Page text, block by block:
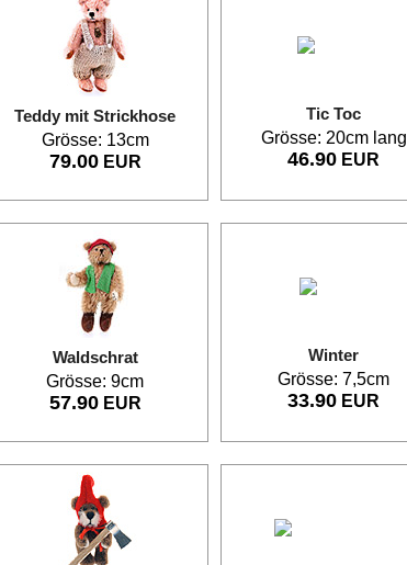
Teddy mit Strickhose
Grösse: 13cm
79.00EUR
Waldschrat
Grösse: 9cm
57.90EUR
Tic Toc
Grösse: 20cm lang
46.90 EUR
Winter
Grösse: 7,5cm
33.90 EUR